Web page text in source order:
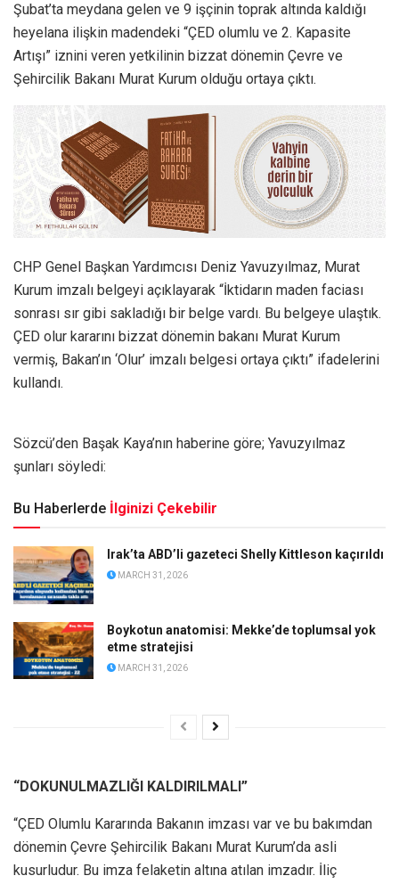
Şubat’ta meydana gelen ve 9 işçinin toprak altında kaldığı
heyelana ilişkin madendeki “ÇED olumlu ve 2. Kapasite
Artışı” iznini veren yetkilinin bizzat dönemin Çevre ve
Şehircilik Bakanı Murat Kurum olduğu ortaya çıktı.
CHP Genel Başkan Yardımcısı Deniz Yavuzyılmaz, Murat
Kurum imzalı belgeyi açıklayarak “İktidarın maden faciası
sonrası sır gibi sakladığı bir belge vardı. Bu belgeye ulaştık.
ÇED olur kararını bizzat dönemin bakanı Murat Kurum
vermiş, Bakan’ın ‘Olur’ imzalı belgesi ortaya çıktı” ifadelerini
kullandı.
Sözcü’den Başak Kaya’nın haberine göre; Yavuzyılmaz
şunları söyledi:
Bu Haberlerde İlginizi Çekebilir
Irak’ta ABD’li gazeteci Shelly Kittleson kaçırıldı
MARCH 31, 2026
Boykotun anatomisi: Mekke’de toplumsal yok
etme stratejisi
MARCH 31, 2026
“DOKUNULMAZLIĞI KALDIRILMALI”
“ÇED Olumlu Kararında Bakanın imzası var ve bu bakımdan
dönemin Çevre Şehircilik Bakanı Murat Kurum’da asli
kusurludur. Bu imza felaketin altına atılan imzadır. İliç